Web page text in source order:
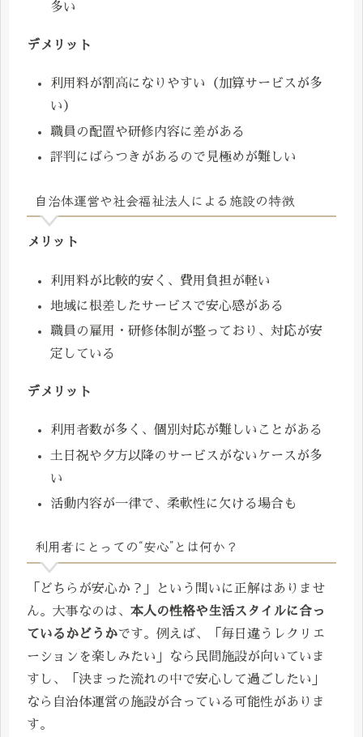
多い
デメリット
利用料が割高になりやすい（加算サービスが多
い）
職員の配置や研修内容に差がある
評判にばらつきがあるので見極めが難しい
自治体運営や社会福祉法人による施設の特徴
メリット
利用料が比較的安く、費用負担が軽い
地域に根差したサービスで安心感がある
職員の雇用・研修体制が整っており、対応が安
定している
デメリット
利用者数が多く、個別対応が難しいことがある
土日祝や夕方以降のサービスがないケースが多
い
活動内容が一律で、柔軟性に欠ける場合も
利用者にとっての“安心”とは何か？
「どちらが安心か？」という問いに正解はありませ
ん。大事なのは、 本人の性格や生活スタイルに合っ
ているかどうかです。例えば、「毎日違うレクリエ
ーションを楽しみたい」なら民間施設が向いていま
すし、「決まった流れの中で安心して過ごしたい」
なら自治体運営の施設が合っている可能性がありま
す。